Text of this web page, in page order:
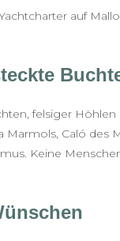
auf
felsiger
Marmols, Caló des
Keine